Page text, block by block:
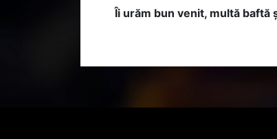
Îi urăm bun venit, multă baftă